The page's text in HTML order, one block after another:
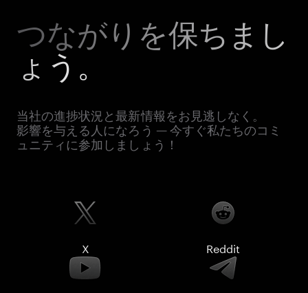
つながりを保ちまし
ょう。
当社の進捗状況と最新情報をお見逃しなく。
影響を与える人になろう — 今すぐ私たちのコミ
ュニティに参加しましょう！
X Reddit